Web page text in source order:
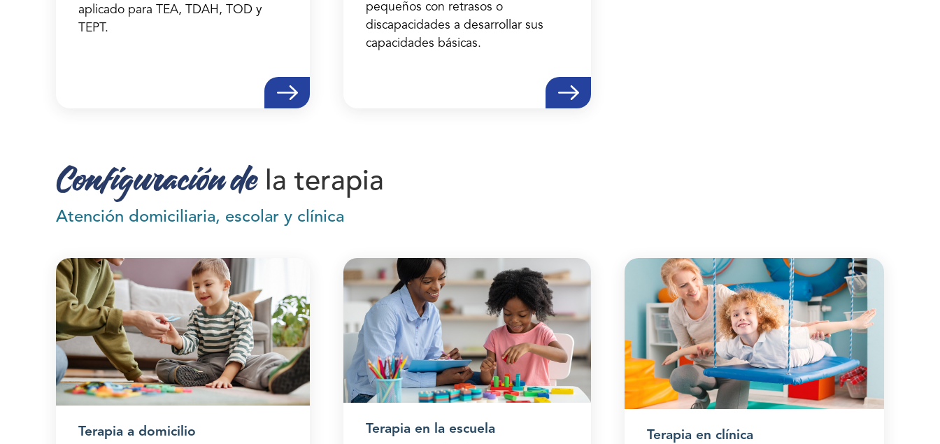
aplicado para TEA, TDAH, TOD y
TEPT.
pequeños con retrasos o
discapacidades a desarrollar sus
capacidades básicas.
Configuración dela terapia
Atención domiciliaria, escolar y clínica
Terapia a domicilio Terapia en la escuela Terapia en clínica